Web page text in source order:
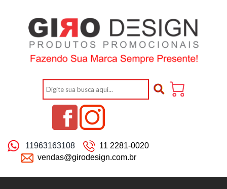
11963163108
11 2281-0020
vendas@girodesign.com.br